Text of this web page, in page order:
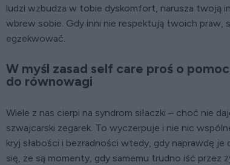
ludzi wzbudza w tobie dyskomfort, narusza twoją
wbrew sobie. Gdy inni nie respektują twoich praw,
egzekwować.
W myśl zasad self care proś o
do równowagi
Wiele z nas cierpi na syndrom siłaczki – choć nie
szwajcarski zegarek. To wyczerpuje i nie nic
kryj słabości i bezradności wtedy, gdy naprawdę
się, że są momenty, gdy samemu trudno iść przez